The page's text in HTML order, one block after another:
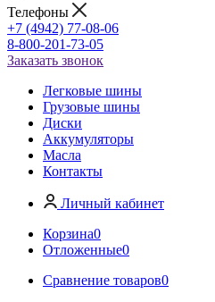
Телефоны
+7 (4942) 77-08-06
8-800-201-73-05
Заказать звонок
Легковые шины
Грузовые шины
Диски
Аккумуляторы
Масла
Контакты
Личный кабинет
Корзина0
Отложенные0
Сравнение товаров0